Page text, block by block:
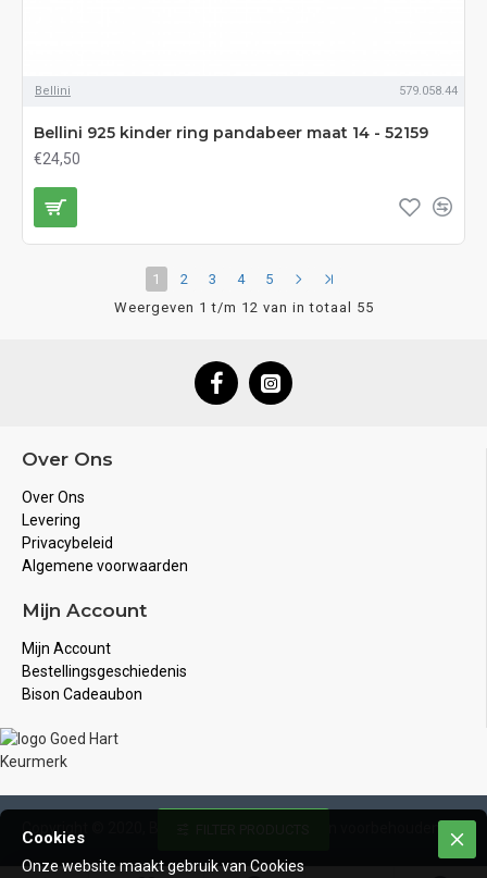
Bellini 579.058.44
Bellini 925 kinder ring pandabeer maat 14 - 52159
€24,50
1 2 3 4
5
Weergeven 1 t/m 12 van in totaal 55
Over Ons
Over Ons
Levering
Privacybeleid
Algemene voorwaarden
Mijn Account
Mijn Account
Bestellingsgeschiedenis
Bison Cadeaubon
Copyright © 2020, Bison Juwelier, Alle rechten voorbehouden
Cookies
Onze website maakt gebruik van Cookies